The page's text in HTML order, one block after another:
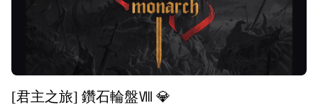
[君主之旅] 鑽石輪盤Ⅷ 💎